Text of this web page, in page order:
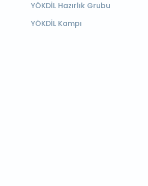
YÖKDİL Hazırlık Grubu
YÖKDİL Kampı